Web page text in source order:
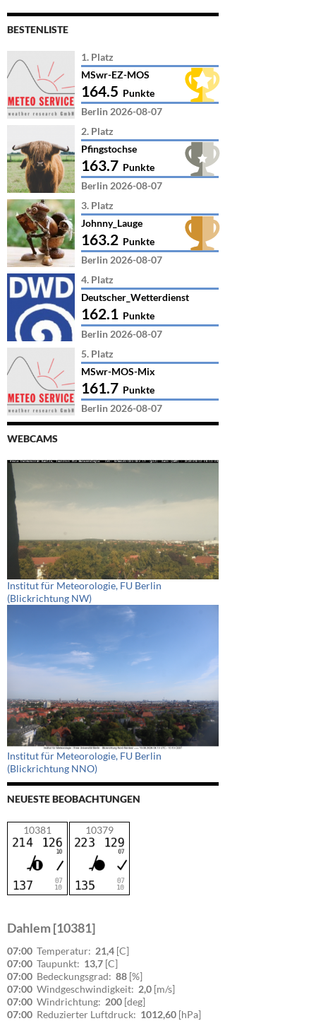
BESTENLISTE
1. Platz
MSwr-EZ-MOS
164.5 Punkte
Berlin 2026-08-07
2. Platz
Pfingstochse
163.7 Punkte
Berlin 2026-08-07
3. Platz
Johnny_Lauge
163.2 Punkte
Berlin 2026-08-07
4. Platz
Deutscher_Wetterdienst
162.1 Punkte
Berlin 2026-08-07
5. Platz
MSwr-MOS-Mix
161.7 Punkte
Berlin 2026-08-07
WEBCAMS
Institut für Meteorologie, FU Berlin
(Blickrichtung NW)
Institut für Meteorologie, FU Berlin
(Blickrichtung NNO)
NEUESTE BEOBACHTUNGEN
10381 10379
Dahlem [10381]
07:00 Temperatur: 21,4 [C]
07:00 Taupunkt: 13,7 [C]
07:00 Bedeckungsgrad: 88 [%]
07:00 Windgeschwindigkeit: 2,0 [m/s]
07:00 Windrichtung: 200 [deg]
07:00 Reduzierter Luftdruck: 1012,60 [hPa]